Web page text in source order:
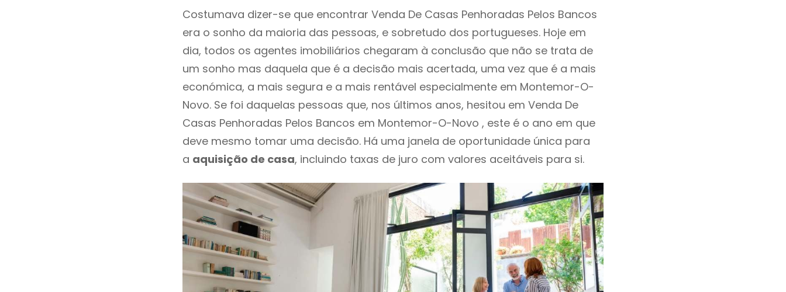
Costumava dizer-se que encontrar Venda De Casas Penhoradas Pelos Bancos
era o sonho da maioria das pessoas, e sobretudo dos portugueses. Hoje em
dia, todos os agentes imobiliários chegaram à conclusão que não se trata de
um sonho mas daquela que é a decisão mais acertada, uma vez que é a mais
económica, a mais segura e a mais rentável especialmente em Montemor-O-
Novo. Se foi daquelas pessoas que, nos últimos anos, hesitou em Venda De
Casas Penhoradas Pelos Bancos em Montemor-O-Novo , este é o ano em que
deve mesmo tomar uma decisão. Há uma janela de oportunidade única para
a aquisição de casa, incluindo taxas de juro com valores aceitáveis para si.